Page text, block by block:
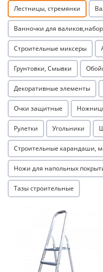
Лестницы, стремянки
Ванночки для
Строительные миксеры
Грунтовки, Смывки
Декоративные элементы
Очки защитные
Рулетки Угольники
Строительные карандаши,
Ножи для напольных
Тазы строительные